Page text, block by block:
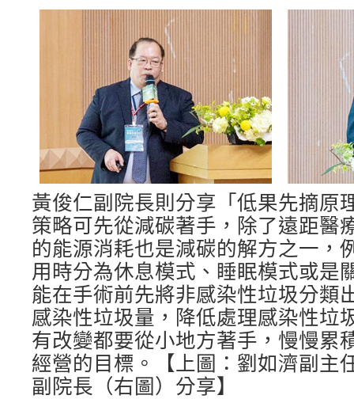
黃俊仁副院長則分享「低果先摘原
策略可先從減碳著手，除了遠距醫
的能源消耗也是減碳的解方之一，
用時分為休息模式、睡眠模式或是
能在手術前先將非感染性垃圾分類
感染性垃圾量，降低處理感染性垃
有改變都要從小地方著手，慢慢累
經營的目標。【上圖：劉如濟副主
副院長（右圖）分享】